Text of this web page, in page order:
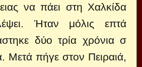
να πάει στη Χαλκίδα
Ήταν μόλις επτά
δύο τρία χρόνια σ
Μετά πήγε στον Πειραιά,